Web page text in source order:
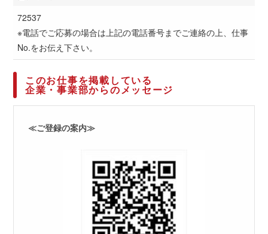
72537
※電話でご応募の場合は上記の電話番号までご連絡の上、仕事
No.をお伝え下さい。
このお仕事を掲載している
企業・事業部からのメッセージ
≪ご登録の案内≫